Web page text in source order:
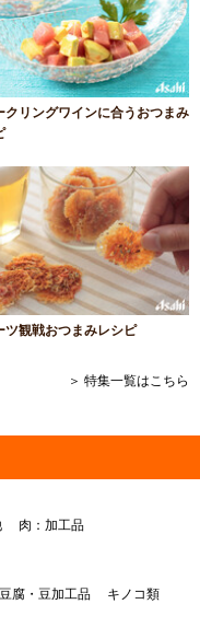
クリングワインに合うおつまみ
ツ観戦おつまみレシピ
＞ 特集一覧はこちら
肉：加工品
腐・豆加工品
キノコ類